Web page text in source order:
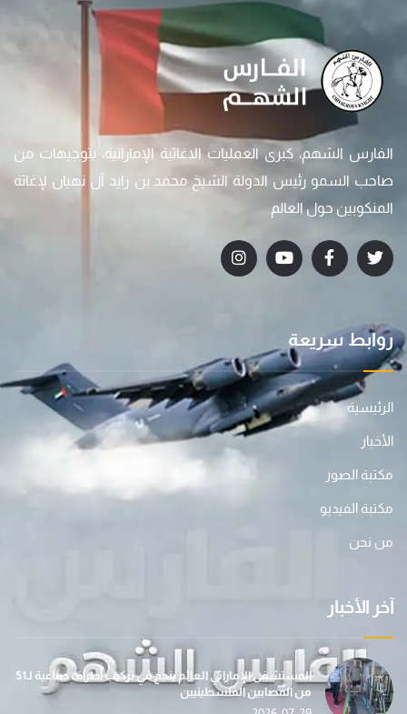
الفارس الشهم، كبرى العمليات الاغاثية الإماراتية، بتوجيهات من
صاحب السمو رئيس الدولة الشيخ محمد بن زايد آل نهيان لإغاثة
المنكوبين حول العالم
روابط سريعة
الرئيسية
الأخبار
مكتبة الصور
مكتبة الفيديو
من نحن
آخر الأخبار
المستشفى الإماراتي العائم ينجح في تركيب أطراف صناعية لـ51
من المصابين الفلسطينيين